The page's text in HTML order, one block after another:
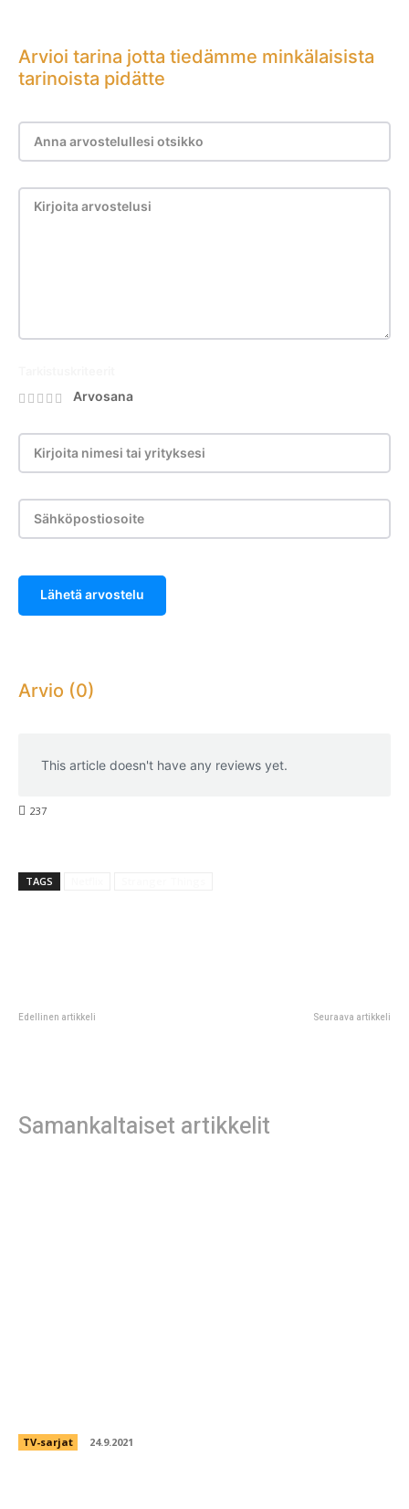
Arvioi tarina jotta tiedämme minkälaisista
tarinoista pidätte
Arvosana
Lähetä arvostelu
Arvio (0)
This article doesn't have any reviews yet.
237
TAGS
Edellinen artikkeli Seuraava artikkeli
Samankaltaiset artikkelit
TV-sarjat 24.9.2021